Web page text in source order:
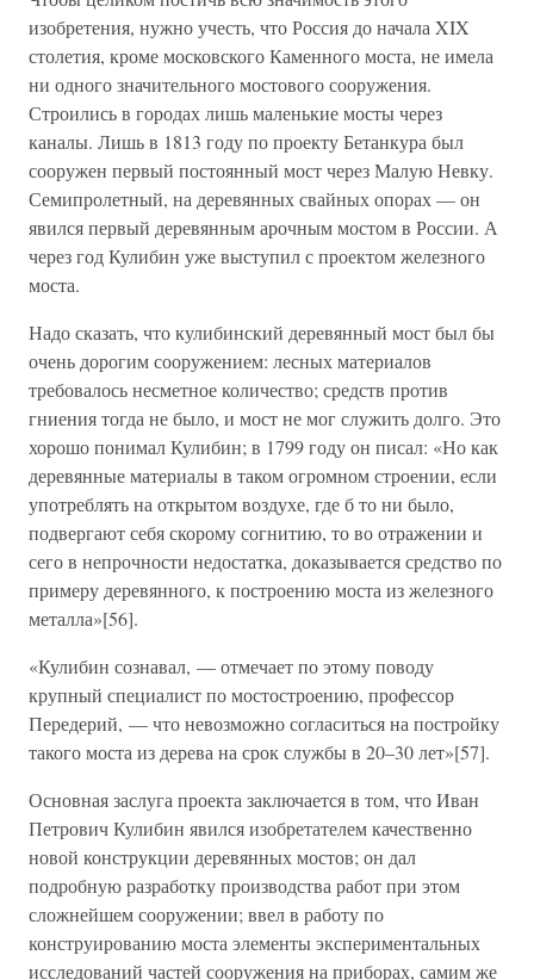
изобретения, нужно учесть, что Россия до начала XIX
столетия, кроме московского Каменного моста, не имела
ни одного значительного мостового сооружения.
Строились в городах лишь маленькие мосты через
каналы. Лишь в 1813 году по проекту Бетанкура был
сооружен первый постоянный мост через Малую Невку.
Семипролетный, на деревянных свайных опорах — он
явился первый деревянным арочным мостом в России. А
через год Кулибин уже выступил с проектом железного
моста.
Надо сказать, что кулибинский деревянный мост был бы
очень дорогим сооружением: лесных материалов
требовалось несметное количество; средств против
гниения тогда не было, и мост не мог служить долго. Это
хорошо понимал Кулибин; в 1799 году он писал: «Но как
деревянные материалы в таком огромном строении, если
употреблять на открытом воздухе, где б то ни было,
подвергают себя скорому согнитию, то во отражении и
сего в непрочности недостатка, доказывается средство по
примеру деревянного, к построению моста из железного
металла»[56].
«Кулибин сознавал, — отмечает по этому поводу
крупный специалист по мостостроению, профессор
Передерий, — что невозможно согласиться на постройку
такого моста из дерева на срок службы в 20–30 лет»[57].
Основная заслуга проекта заключается в том, что Иван
Петрович Кулибин явился изобретателем качественно
новой конструкции деревянных мостов; он дал
подробную разработку производства работ при этом
сложнейшем сооружении; ввел в работу по
конструированию моста элементы экспериментальных
исследований частей сооружения на приборах, самим же